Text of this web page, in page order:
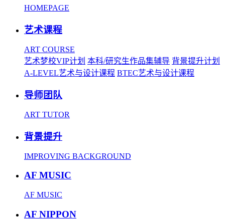
HOMEPAGE
艺术课程
ART COURSE
艺术梦校VIP计划 本科/研究生作品集辅导 背景提升计划
A-LEVEL艺术与设计课程 BTEC艺术与设计课程
导师团队
ART TUTOR
背景提升
IMPROVING BACKGROUND
AF MUSIC
AF MUSIC
AF NIPPON